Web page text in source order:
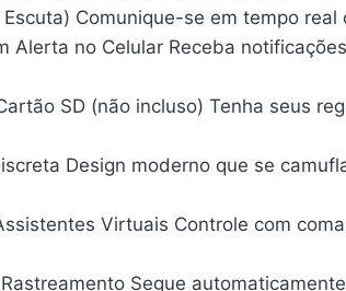
Comunique-se em tempo
Alerta no Celular Receba
SD (não incluso) Tenha seus
Design moderno que se
Virtuais Controle com
Segue